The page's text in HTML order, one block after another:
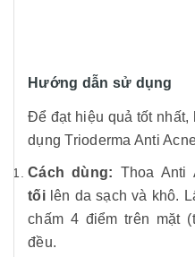
Hướng dẫn sử dụng
Để đạt hiệu quả tốt
dụng Trioderma Anti
Cách dùng: Thoa Anti
tốilên da sạch và khô.
chấm 4 điểm trên mặt
đều.